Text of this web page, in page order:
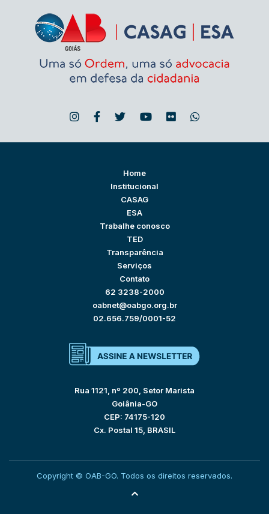
Home
Institucional
CASAG
ESA
Trabalhe conosco
TED
Transparência
Serviços
Contato
62 3238-2000
oabnet@oabgo.org.br
02.656.759/0001-52
Rua 1121, nº 200, Setor Marista
Goiânia-GO
CEP: 74175-120
Cx. Postal 15, BRASIL
Copyright © OAB-GO. Todos os direitos reservados.